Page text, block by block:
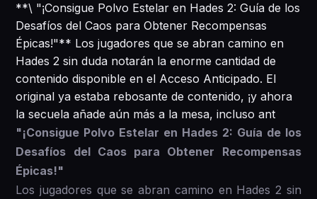
**\ "¡Consigue Polvo Estelar en Hades 2: Guía de los
Desafíos del Caos para Obtener Recompensas
Épicas!"** Los jugadores que se abran camino en
Hades 2 sin duda notarán la enorme cantidad de
contenido disponible en el Acceso Anticipado. El
original ya estaba rebosante de contenido, ¡y ahora
la secuela añade aún más a la mesa, incluso ant
"¡Consigue Polvo Estelar en Hades 2: Guía de los
Desafíos del Caos para Obtener Recompensas
Épicas!"
Los jugadores que se abran camino en Hades 2 sin